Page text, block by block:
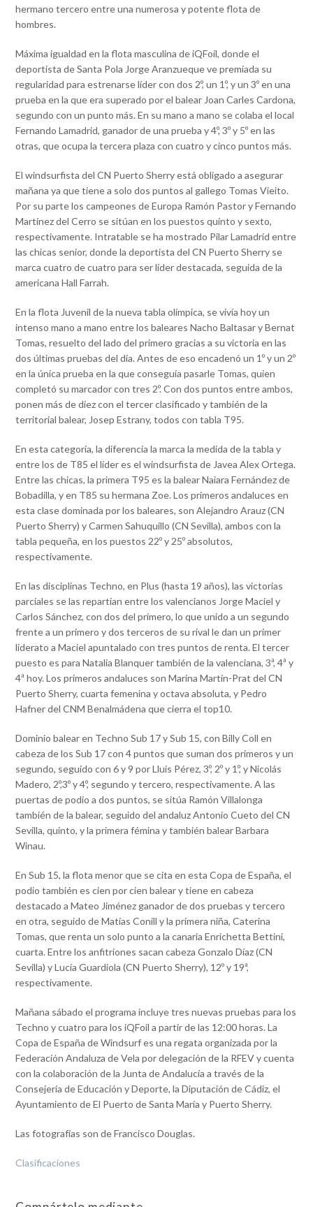
hermano tercero entre una numerosa y potente flota de
hombres.
Máxima igualdad en la flota masculina de iQFoil, donde el
deportista de Santa Pola Jorge Aranzueque ve premiada su
regularidad para estrenarse líder con dos 2º, un 1º, y un 3º en una
prueba en la que era superado por el balear Joan Carles Cardona,
segundo con un punto más. En su mano a mano se colaba el local
Fernando Lamadrid, ganador de una prueba y 4º, 3º y 5º en las
otras, que ocupa la tercera plaza con cuatro y cinco puntos más.
El windsurfista del CN Puerto Sherry está obligado a asegurar
mañana ya que tiene a solo dos puntos al gallego Tomas Vieito.
Por su parte los campeones de Europa Ramón Pastor y Fernando
Martínez del Cerro se sitúan en los puestos quinto y sexto,
respectivamente. Intratable se ha mostrado Pilar Lamadrid entre
las chicas senior, donde la deportista del CN Puerto Sherry se
marca cuatro de cuatro para ser líder destacada, seguida de la
americana Hall Farrah.
En la flota Juvenil de la nueva tabla olímpica, se vivía hoy un
intenso mano a mano entre los baleares Nacho Baltasar y Bernat
Tomas, resuelto del lado del primero gracias a su victoria en las
dos últimas pruebas del día. Antes de eso encadenó un 1º y un 2º
en la única prueba en la que conseguía pasarle Tomas, quien
completó su marcador con tres 2º. Con dos puntos entre ambos,
ponen más de diez con el tercer clasificado y también de la
territorial balear, Josep Estrany, todos con tabla T95.
En esta categoría, la diferencia la marca la medida de la tabla y
entre los de T85 el líder es el windsurfista de Javea Alex Ortega.
Entre las chicas, la primera T95 es la balear Naiara Fernández de
Bobadilla, y en T85 su hermana Zoe. Los primeros andaluces en
esta clase dominada por los baleares, son Alejandro Arauz (CN
Puerto Sherry) y Carmen Sahuquillo (CN Sevilla), ambos con la
tabla pequeña, en los puestos 22º y 25º absolutos,
respectivamente.
En las disciplinas Techno, en Plus (hasta 19 años), las victorias
parciales se las repartían entre los valencianos Jorge Maciel y
Carlos Sánchez, con dos del primero, lo que unido a un segundo
frente a un primero y dos terceros de su rival le dan un primer
liderato a Maciel apuntalado con tres puntos de renta. El tercer
puesto es para Natalia Blanquer también de la valenciana, 3ª, 4ª y
4ª hoy. Los primeros andaluces son Marina Martín-Prat del CN
Puerto Sherry, cuarta femenina y octava absoluta, y Pedro
Hafner del CNM Benalmádena que cierra el top10.
Dominio balear en Techno Sub 17 y Sub 15, con Billy Coll en
cabeza de los Sub 17 con 4 puntos que suman dos primeros y un
segundo, seguido con 6 y 9 por Lluis Pérez, 3º, 2º y 1º, y Nicolás
Madero, 2º,3º y 4º, segundo y tercero, respectivamente. A las
puertas de podio a dos puntos, se sitúa Ramón Villalonga
también de la balear, seguido del andaluz Antonio Cueto del CN
Sevilla, quinto, y la primera fémina y también balear Barbara
Winau.
En Sub 15, la flota menor que se cita en esta Copa de España, el
podio también es cien por cien balear y tiene en cabeza
destacado a Mateo Jiménez ganador de dos pruebas y tercero
en otra, seguido de Matías Conill y la primera niña, Caterina
Tomas, que renta un solo punto a la canaria Enrichetta Bettini,
cuarta. Entre los anfitriones sacan cabeza Gonzalo Díaz (CN
Sevilla) y Lucía Guardiola (CN Puerto Sherry), 12º y 19ª,
respectivamente.
Mañana sábado el programa incluye tres nuevas pruebas para los
Techno y cuatro para los iQFoil a partir de las 12:00 horas. La
Copa de España de Windsurf es una regata organizada por la
Federación Andaluza de Vela por delegación de la RFEV y cuenta
con la colaboración de la Junta de Andalucía a través de la
Consejería de Educación y Deporte, la Diputación de Cádiz, el
Ayuntamiento de El Puerto de Santa María y Puerto Sherry.
Las fotografías son de Francisco Douglas.
Clasificaciones